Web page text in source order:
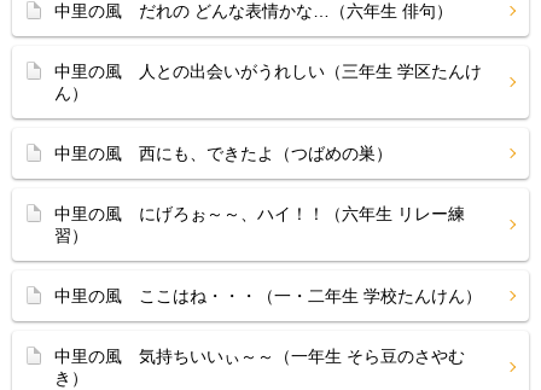
中里の風 だれの どんな表情かな…（六年生 俳句）
中里の風 人との出会いがうれしい（三年生 学区たんけ
ん）
中里の風 西にも、できたよ（つばめの巣）
中里の風 にげろぉ～～、ハイ！！（六年生 リレー練
習）
中里の風 ここはね・・・（一・二年生 学校たんけん）
中里の風 気持ちいいぃ～～（一年生 そら豆のさやむ
き）